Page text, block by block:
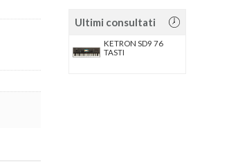
Ultimi consultati
KETRON SD9 76
TASTI